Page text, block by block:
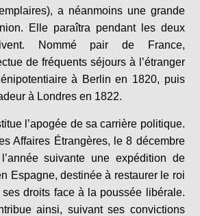
a néanmoins une grande
Elle paraîtra pendant les deux
Nommé pair de France,
de fréquents séjours à l’étranger
à Berlin en 1820, puis
à Londres en 1822.
l’apogée de sa carrière politique.
Affaires Étrangères, le 8 décembre
suivante une expédition de
Espagne, destinée à restaurer le roi
droits face à la poussée libérale.
ainsi, suivant ses convictions